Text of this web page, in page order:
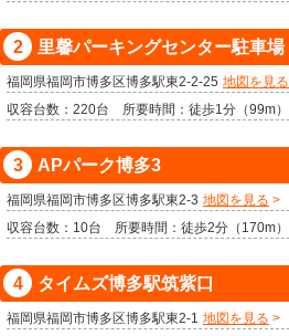
里馨パーキングセンター駐車場
福岡県福岡市博多区博多駅東2-2-25 地図を見る
収容台数：220台 所要時間：徒歩1分（99m）
APパーク博多3
福岡県福岡市博多区博多駅東2-3 地図を見る
収容台数：10台 所要時間：徒歩2分（170m）
タイムズ博多駅筑紫口
福岡県福岡市博多区博多駅東2-1
地図を見る